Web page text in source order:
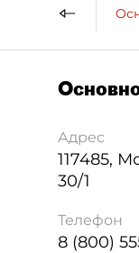
Адрес
117485,
30/1
Телефон
8 (800)